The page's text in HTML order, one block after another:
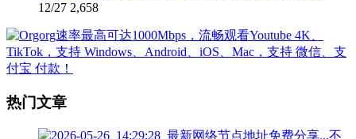
12/27 2,658
热门文章